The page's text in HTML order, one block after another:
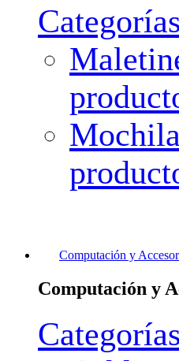
Categorías
Computación y
Computación y
Categorías